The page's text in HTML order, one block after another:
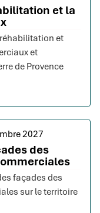
et la
et
et
de Provence
2027
des
façades des
sur le territoire